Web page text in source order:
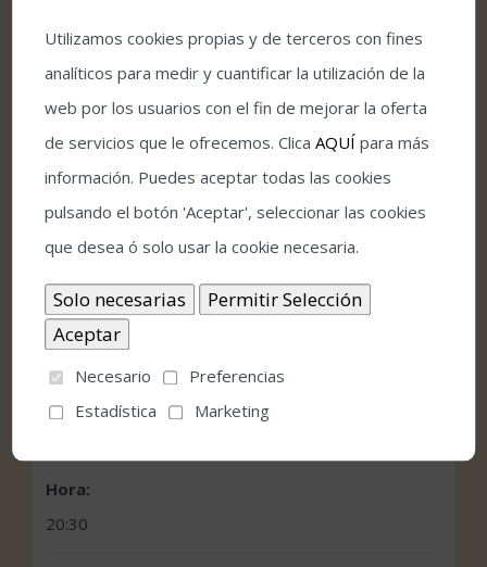
Comprar entradas
Condiciones de venta y acceso
Detalles
Hora:
20:30
Utilizamos cookies propias y de terceros con fines
analíticos para medir y cuantificar la utilización de la
web por los usuarios con el fin de mejorar la oferta
de servicios que le ofrecemos. ClicaAQUÍ para más
información. Puedes aceptar todas las cookies
pulsando el botón 'Aceptar', seleccionar las cookies
que desea ó solo usar la cookie necesaria.
Necesario
Preferencias
Estadística
Marketing